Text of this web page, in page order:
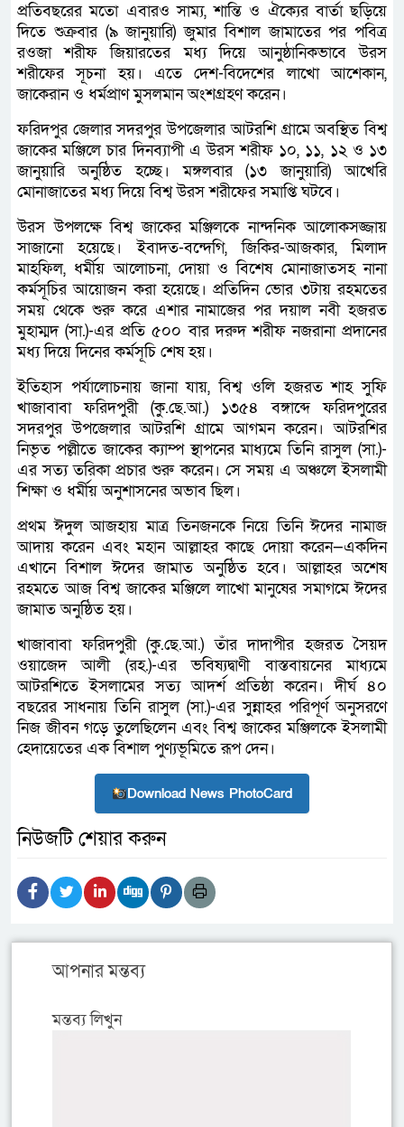
প্রতিবছরের মতো এবারও সাম্য, শান্তি ও ঐক্যের বার্তা ছড়িয়ে
দিতে শুক্রবার (৯ জানুয়ারি) জুমার বিশাল জামাতের পর পবিত্র
রওজা শরীফ জিয়ারতের মধ্য দিয়ে আনুষ্ঠানিকভাবে উরস
শরীফের সূচনা হয়। এতে দেশ-বিদেশের লাখো আশেকান,
জাকেরান ও ধর্মপ্রাণ মুসলমান অংশগ্রহণ করেন।
ফরিদপুর জেলার সদরপুর উপজেলার আটরশি গ্রামে অবস্থিত বিশ্ব
জাকের মঞ্জিলে চার দিনব্যাপী এ উরস শরীফ ১০, ১১, ১২ ও ১৩
জানুয়ারি অনুষ্ঠিত হচ্ছে। মঙ্গলবার (১৩ জানুয়ারি) আখেরি
মোনাজাতের মধ্য দিয়ে বিশ্ব উরস শরীফের সমাপ্তি ঘটবে।
উরস উপলক্ষে বিশ্ব জাকের মঞ্জিলকে নান্দনিক আলোকসজ্জায়
সাজানো হয়েছে। ইবাদত-বন্দেগি, জিকির-আজকার, মিলাদ
মাহফিল, ধর্মীয় আলোচনা, দোয়া ও বিশেষ মোনাজাতসহ নানা
কর্মসূচির আয়োজন করা হয়েছে। প্রতিদিন ভোর ৩টায় রহমতের
সময় থেকে শুরু করে এশার নামাজের পর দয়াল নবী হজরত
মুহাম্মদ (সা.)-এর প্রতি ৫০০ বার দরুদ শরীফ নজরানা প্রদানের
মধ্য দিয়ে দিনের কর্মসূচি শেষ হয়।
ইতিহাস পর্যালোচনায় জানা যায়, বিশ্ব ওলি হজরত শাহ সুফি
খাজাবাবা ফরিদপুরী (কু.ছে.আ.) ১৩৫৪ বঙ্গাব্দে ফরিদপুরের
সদরপুর উপজেলার আটরশি গ্রামে আগমন করেন। আটরশির
নিভৃত পল্লীতে জাকের ক্যাম্প স্থাপনের মাধ্যমে তিনি রাসুল (সা.)-
এর সত্য তরিকা প্রচার শুরু করেন। সে সময় এ অঞ্চলে ইসলামী
শিক্ষা ও ধর্মীয় অনুশাসনের অভাব ছিল।
প্রথম ঈদুল আজহায় মাত্র তিনজনকে নিয়ে তিনি ঈদের নামাজ
আদায় করেন এবং মহান আল্লাহর কাছে দোয়া করেন—একদিন
এখানে বিশাল ঈদের জামাত অনুষ্ঠিত হবে। আল্লাহর অশেষ
রহমতে আজ বিশ্ব জাকের মঞ্জিলে লাখো মানুষের সমাগমে ঈদের
জামাত অনুষ্ঠিত হয়।
খাজাবাবা ফরিদপুরী (কু.ছে.আ.) তাঁর দাদাপীর হজরত সৈয়দ
ওয়াজেদ আলী (রহ.)-এর ভবিষ্যদ্বাণী বাস্তবায়নের মাধ্যমে
আটরশিতে ইসলামের সত্য আদর্শ প্রতিষ্ঠা করেন। দীর্ঘ ৪০
বছরের সাধনায় তিনি রাসুল (সা.)-এর সুন্নাহর পরিপূর্ণ অনুসরণে
নিজ জীবন গড়ে তুলেছিলেন এবং বিশ্ব জাকের মঞ্জিলকে ইসলামী
হেদায়েতের এক বিশাল পুণ্যভূমিতে রূপ দেন।
Download News PhotoCard
নিউজটি শেয়ার করুন
আপনার মন্তব্য
মন্তব্য লিখুন